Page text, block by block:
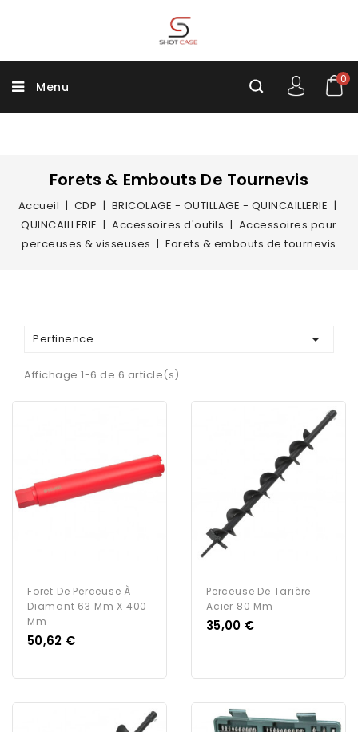
Menu
0
Forets & Embouts De Tournevis
Accueil CDP
BRICOLAGE - OUTILLAGE - QUINCAILLERIE
QUINCAILLERIE
Accessoires d'outils
Accessoires pour
perceuses & visseuses
Forets & embouts de tournevis
Pertinence 
Affichage 1-6 de 6 article(s)
Foret De Perceuse À
Diamant 63 Mm X 400
Mm
Prix
50,62 €
Perceuse De Tarière
Acier 80 Mm
Prix
35,00 €